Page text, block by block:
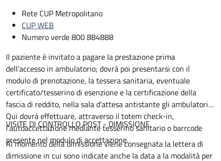
Rete CUP Metropolitano
CUP WEB
Numero verde 800 884888
Il paziente è invitato a pagare la prestazione prima
dell'accesso in ambulatorio; dovrà poi presentarsi con il
modulo di prenotazione, la tessera sanitaria, eventuale
certificato/tesserino di esenzione e la certificazione della
fascia di reddito, nella sala d'attesa antistante gli ambulatori.
Qui dovrà effettuare, attraverso il totem check-in,
l'autoaccettazione mediante tesserino sanitario o barrcode
presente nel modulo di accettazione.
VISITE DI CONTROLLO POST - DIMISSIONE
Al momento della dimissione viene consegnata la lettera di
dimissione in cui sono indicate anche la data a la modalità per